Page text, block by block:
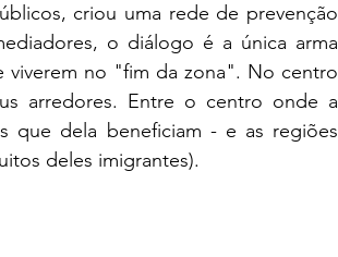
criou uma rede de prevenção
o diálogo é a única arma
viverem no "fim da zona". No centro
arredores. Entre o centro onde a
que dela beneficiam - e as regiões
deles imigrantes).